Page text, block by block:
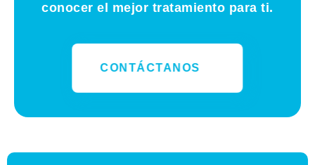
conocer el mejor tratamiento para ti.
CONTÁCTANOS